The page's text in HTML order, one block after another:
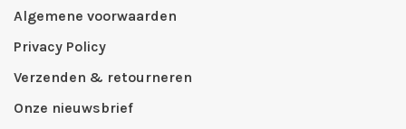
Algemene voorwaarden
Privacy Policy
Verzenden & retourneren
Onze nieuwsbrief